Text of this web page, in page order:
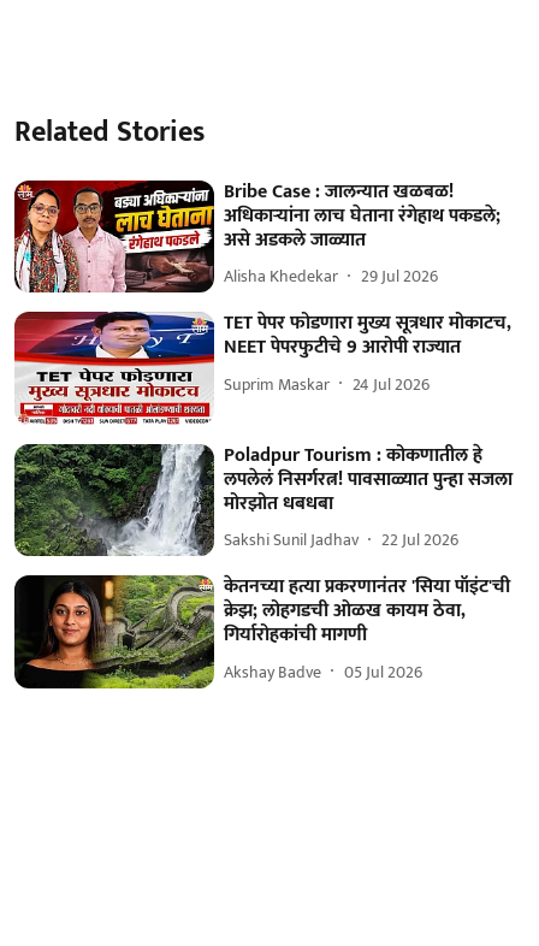
Related Stories
Bribe Case : जालन्यात खळबळ!
अधिकाऱ्यांना लाच घेताना रंगेहाथ पकडले;
असे अडकले जाळ्यात
Alisha Khedekar 29 Jul 2026
TET पेपर फोडणारा मुख्य सूत्रधार मोकाटच,
NEET पेपरफुटीचे 9 आरोपी राज्यात
Suprim Maskar 24 Jul 2026
Poladpur Tourism : कोकणातील हे
लपलेलं निसर्गरत्न! पावसाळ्यात पुन्हा सजला
मोरझोत धबधबा
Sakshi Sunil Jadhav 22 Jul 2026
केतनच्या हत्या प्रकरणानंतर 'सिया पॉइंट'ची
क्रेझ; लोहगडची ओळख कायम ठेवा,
गिर्यारोहकांची मागणी
Akshay Badve 05 Jul 2026